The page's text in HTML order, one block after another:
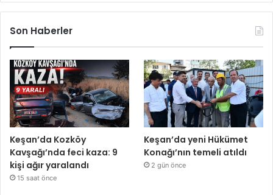
Son Haberler
Keşan’da Kozköy
Kavşağı’nda feci kaza: 9
kişi ağır yaralandı
15 saat önce
Keşan’da yeni Hükümet
Konağı’nın temeli atıldı
2 gün önce